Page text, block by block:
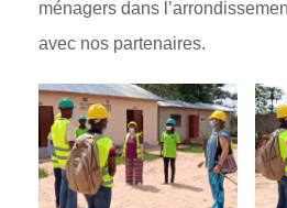
ménagers dans
avec nos partenaires.